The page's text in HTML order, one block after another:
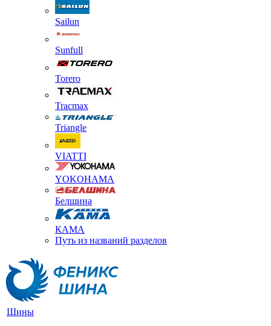
Sailun
Sunfull
Torero
Tracmax
Triangle
VIATTI
YOKOHAMA
Белшина
КАМА
Путь из названий разделов
Шины